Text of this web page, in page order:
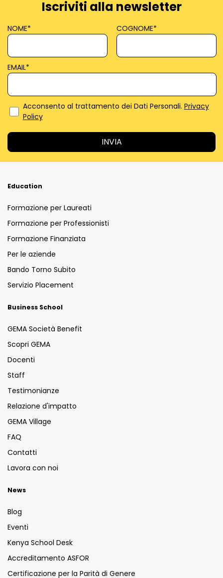
Iscriviti alla newsletter
NOME* COGNOME*
EMAIL*
Acconsento al trattamento dei Dati Personali. Privacy
Policy
Education
Formazione per Laureati
Formazione per Professionisti
Formazione Finanziata
Per le aziende
Bando Torno Subito
Servizio Placement
Business School
GEMA Società Benefit
Scopri GEMA
Docenti
Staff
Testimonianze
Relazione d'impatto
GEMA Village
FAQ
Contatti
Lavora con noi
News
Blog
Eventi
Kenya School Desk
Accreditamento ASFOR
Certificazione per la Parità di Genere